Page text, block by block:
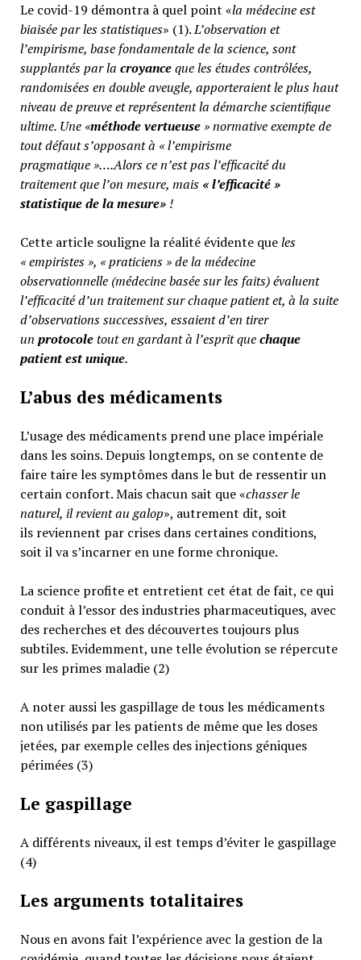
Le covid-19 démontra à quel point «la médecine est
biaisée par les statistiques» (1).L’observation et
l’empirisme, base fondamentale de la science, sont
supplantés par la croyanceque les études contrôlées,
randomisées en double aveugle, apporteraient le plus haut
niveau de preuve et représentent la démarche scientifique
ultime. Une «méthode vertueuse» normative exempte de
tout défaut s’opposant à « l’empirisme
pragmatique »….Alors ce n’est pas l’efficacité du
traitement que l’on mesure, mais «l’efficacité »
statistique de la mesure» !
Cette article souligne la réalité évidente queles
« empiristes », « praticiens » de la médecine
observationnelle (médecine basée sur les faits) évaluent
l’efficacité d’un traitement sur chaque patient et, à la suite
d’observations successives, essaient d’en tirer
un protocoletout en gardant à l’esprit quechaque
patient est unique.
L’abus des médicaments
L’usage des médicaments prend une place impériale
dans les soins. Depuis longtemps, on se contente de
faire taire les symptômes dans le but de ressentir un
certain confort. Mais chacun sait que «chasser le
naturel, il revient au galop», autrement dit, soit
ils reviennent par crises dans certaines conditions,
soit il va s’incarner en une forme chronique.
La science profite et entretient cet état de fait, ce qui
conduit à l’essor des industries pharmaceutiques, avec
des recherches et des découvertes toujours plus
subtiles. Evidemment, une telle évolution se répercute
sur les primes maladie (2)
A noter aussi les gaspillage de tous les médicaments
non utilisés par les patients de même que les doses
jetées, par exemple celles des injections géniques
périmées (3)
Le gaspillage
A différents niveaux, il est temps d’éviter le gaspillage
(4)
Les arguments totalitaires
Nous en avons fait l’expérience avec la gestion de la